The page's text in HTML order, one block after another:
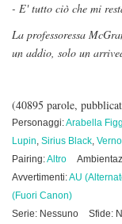
- E' tutto ciò che mi
La professoressa
un addio, solo un
(40895 parole,
Personaggi:Arabella Figg
Lupin, Sirius Black,
Pairing:Altro
Avvertimenti:AU
(Fuori Canon)
Serie: Nessuno
Sfide: